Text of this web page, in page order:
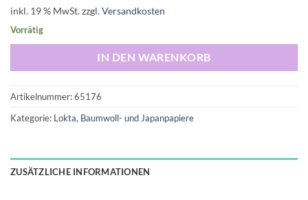
inkl. 19 % MwSt.zzgl.Versandkosten
Vorrätig
IN DEN WARENKORB
Artikelnummer:65176
Kategorie: Lokta, Baumwoll- und Japanpapiere
ZUSÄTZLICHE INFORMATIONEN